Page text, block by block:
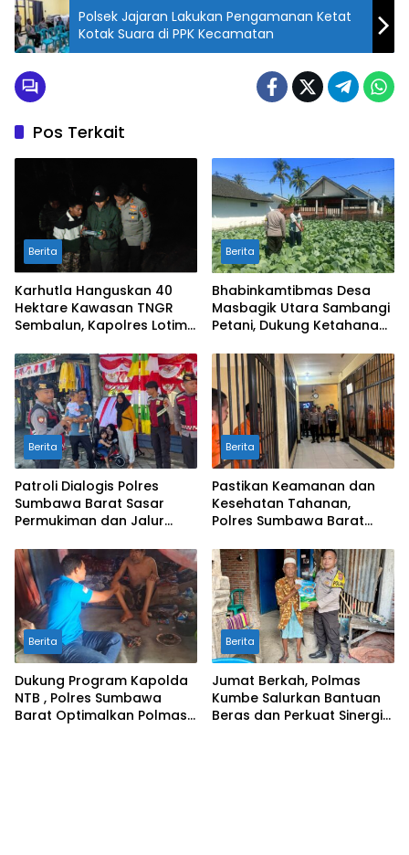
Polsek Jajaran Lakukan Pengamanan Ketat
Kotak Suara di PPK Kecamatan
Pos Terkait
Berita
Karhutla Hanguskan 40
Hektare Kawasan TNGR
Sembalun, Kapolres Lotim
Api
Berita
Bhabinkamtibmas Desa
Masbagik Utara Sambangi
Petani, Dukung Ketahanan
Pangan
Berita
Patroli Dialogis Polres
Sumbawa Barat Sasar
Permukiman dan Jalur
Tetap Kondusif
Berita
Pastikan Keamanan dan
Kesehatan Tahanan,
Polres Sumbawa Barat
Rutan Secara Berkala
Berita
Dukung Program Kapolda
NTB , Polres Sumbawa
Barat Optimalkan Polmas
Berita
Jumat Berkah, Polmas
Kumbe Salurkan Bantuan
Beras dan Perkuat Sinergi